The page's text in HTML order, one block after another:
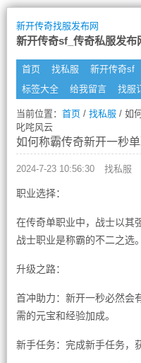
新开传奇找服发布网
新开传奇sf_传奇私服发布
首页 找私服 新开传奇sf
标签大全
给我留言 找服
当前位置： 首页/ 找私服 / 如
叱咤风云
如何称霸传奇新开一秒
2024-7-23 10:56:30 找私服
职业选择：
在传奇单职业中，战士以其
战士职业是称霸的不二之选。
升级之路：
首冲助力：新开一秒必然会
需的元宝和经验加成。
新手任务：完成新手任务，